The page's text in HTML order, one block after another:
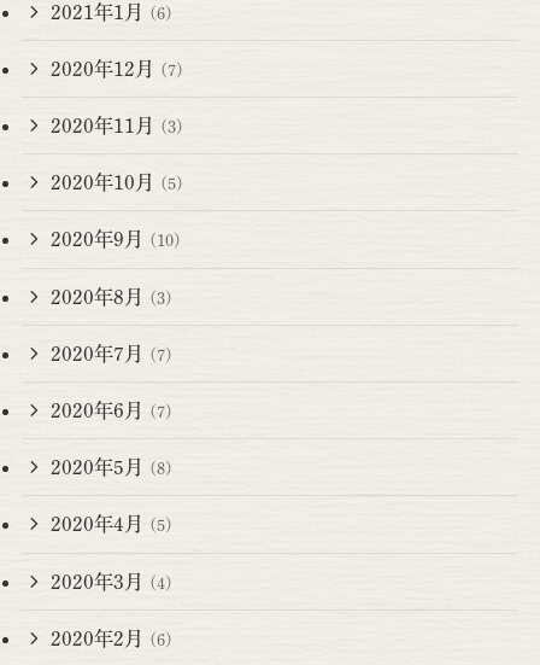
2021年1月 (6)
2020年12月 (7)
2020年11月 (3)
2020年10月 (5)
2020年9月 (10)
2020年8月 (3)
2020年7月 (7)
2020年6月 (7)
2020年5月 (8)
2020年4月 (5)
2020年3月 (4)
2020年2月 (6)